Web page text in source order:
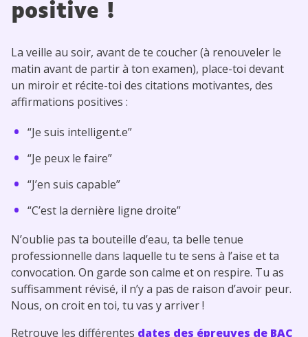
positive !
La veille au soir, avant de te coucher (à renouveler le
matin avant de partir à ton examen), place-toi devant
un miroir et récite-toi des citations motivantes, des
affirmations positives :
“Je suis intelligent.e”
“Je peux le faire”
“J’en suis capable”
“C’est la dernière ligne droite”
N’oublie pas ta bouteille d’eau, ta belle tenue
professionnelle dans laquelle tu te sens à l’aise et ta
convocation. On garde son calme et on respire. Tu as
suffisamment révisé, il n’y a pas de raison d’avoir peur.
Nous, on croit en toi, tu vas y arriver !
Retrouve les différentes dates des épreuves de BAC